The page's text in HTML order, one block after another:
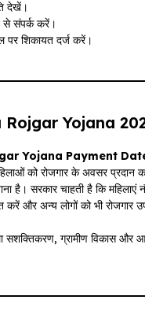
देखें।
से संपर्क करें।
पर शिकायत दर्ज करें।
Yojana
Yojana Payment
को रोजगार के अवसर प्रदान
है। सरकार चाहती है कि महिलाएं
करें और अन्य लोगों को भी रोजगार
सशक्तिकरण, ग्रामीण विकास और